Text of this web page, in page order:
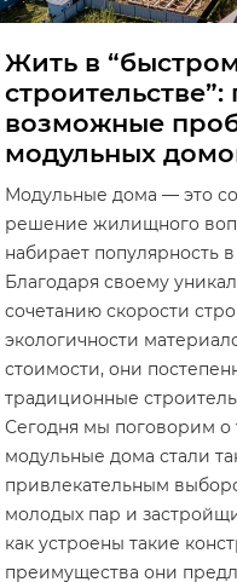
Жить в
возможные
модульных
Модульные дома — это
решение жилищного
набирает популярность
Благодаря своему
сочетанию скорости
экологичности
стоимости, они
традиционные
Сегодня мы поговорим о
модульные дома стали
привлекательным
молодых пар и
как устроены такие
преимущества они